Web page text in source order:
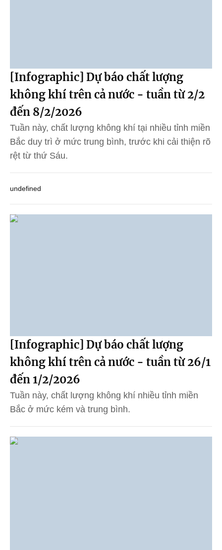
[Infographic] Dự báo chất lượng
không khí trên cả nước - tuần từ 2/2
đến 8/2/2026
Tuần này, chất lượng không khí tại nhiều tỉnh miền
Bắc duy trì ở mức trung bình, trước khi cải thiện rõ
rệt từ thứ Sáu.
undefined
[Infographic] Dự báo chất lượng
không khí trên cả nước - tuần từ 26/1
đến 1/2/2026
Tuần này, chất lượng không khí nhiều tỉnh miền
Bắc ở mức kém và trung bình.